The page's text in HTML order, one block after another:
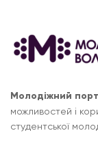
Молодіжний
можливостей і
студентської